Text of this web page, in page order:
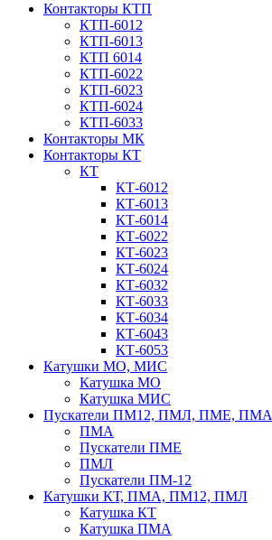
Контакторы КТП
КТП-6012
КТП-6013
КТП 6014
КТП-6022
КТП-6023
КТП-6024
КТП-6033
Контакторы МК
Контакторы КТ
КТ
КТ-6012
КТ-6013
КТ-6014
КТ-6022
КТ-6023
КТ-6024
КТ-6032
КТ-6033
КТ-6034
КТ-6043
КТ-6053
Катушки МО, МИС
Катушка МО
Катушка МИС
Пускатели ПМ12, ПМЛ, ПМЕ, ПМА
ПМА
Пускатели ПМЕ
ПМЛ
Пускатели ПМ-12
Катушки КТ, ПМА, ПМ12, ПМЛ
Катушка КТ
Катушка ПМА